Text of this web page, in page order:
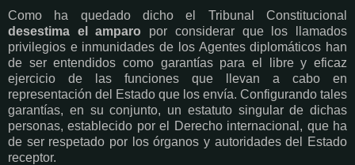
Como ha quedado dicho el Tribunal Constitucional
desestima el amparo por considerar que los llamados
privilegios e inmunidades de los Agentes diplomáticos han
de ser entendidos como garantías para el libre y eficaz
ejercicio de las funciones que llevan a cabo en
representación del Estado que los envía. Configurando tales
garantías, en su conjunto, un estatuto singular de dichas
personas, establecido por el Derecho internacional, que ha
de ser respetado por los órganos y autoridades del Estado
receptor.